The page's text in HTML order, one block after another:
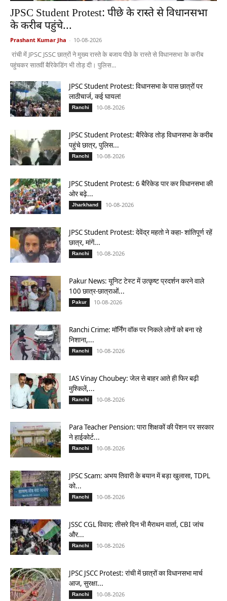
JPSC Student Protest: पीछे के रास्ते से विधानसभा
के करीब पहुंचे...
Prashant Kumar Jha - 10-08-2026
रांची में JPSC JSSC छात्रों ने मुख्य रास्ते के बजाय पीछे के रास्ते से विधानसभा के करीब
पहुंचकर सातवीं बैरिकेडिंग भी तोड़ दी। पुलिस...
JPSC Student Protest: विधानसभा के पास छात्रों पर
लाठीचार्ज, कई घायल!
Ranchi 10-08-2026
JPSC Student Protest: बैरिकेड तोड़ विधानसभा के करीब
पहुंचे छात्र, पुलिस...
Ranchi 10-08-2026
JPSC Student Protest: 6 बैरिकेड पार कर विधानसभा की
ओर बढ़े...
Jharkhand 10-08-2026
JPSC Student Protest: देवेंद्र महतो ने कहा- शांतिपूर्ण रहें
छात्र, मांगें...
Ranchi 10-08-2026
Pakur News: यूनिट टेस्ट में उत्कृष्ट प्रदर्शन करने वाले
100 छात्र-छात्राओं...
Pakur 10-08-2026
Ranchi Crime: मॉर्निंग वॉक पर निकले लोगों को बना रहे
निशाना,...
Ranchi 10-08-2026
IAS Vinay Choubey: जेल से बाहर आते ही फिर बढ़ी
मुश्किलें,...
Ranchi 10-08-2026
Para Teacher Pension: पारा शिक्षकों की पेंशन पर सरकार
ने हाईकोर्ट...
Ranchi 10-08-2026
JPSC Scam: अभय तिवारी के बयान में बड़ा खुलासा, TDPL
को...
Ranchi 10-08-2026
JSSC CGL विवाद: तीसरे दिन भी मैराथन वार्ता, CBI जांच
और...
Ranchi 10-08-2026
JPSC JSCC Protest: रांची में छात्रों का विधानसभा मार्च
आज, सुरक्षा...
Ranchi 10-08-2026